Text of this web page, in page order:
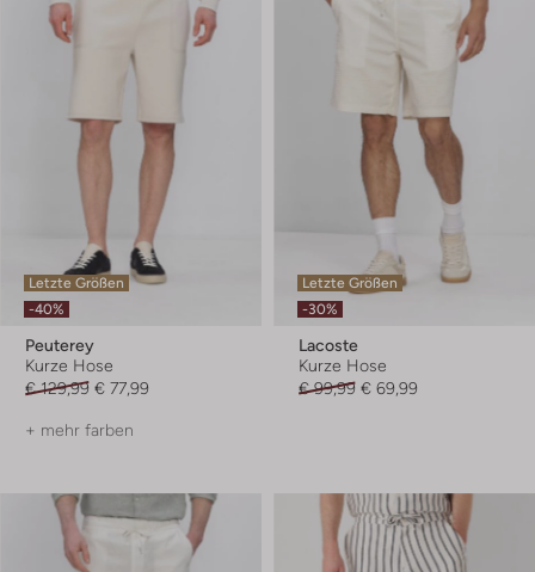
Letzte Größen
-40%
Peuterey
Kurze Hose
€ 129,99 € 77,99
+ mehr farben
Letzte Größen
-30%
Lacoste
Kurze Hose
€ 99,99 € 69,99